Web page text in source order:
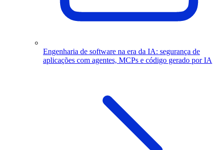
Engenharia de software na era da IA: segurança de
aplicações com agentes, MCPs e código gerado por IA